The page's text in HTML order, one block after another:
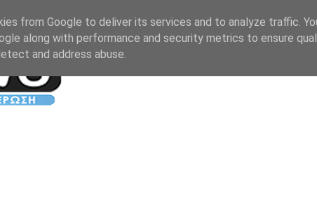
from Google to deliver its services and to analyze traffic.
along with performance and security metrics to ensure
and address abuse.